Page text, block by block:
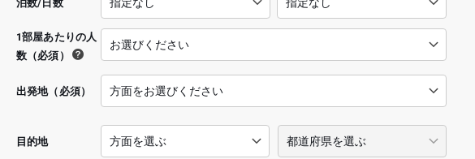
出発地（必須）
泊数/日数
1部屋あたりの人
数（必須）
目的地